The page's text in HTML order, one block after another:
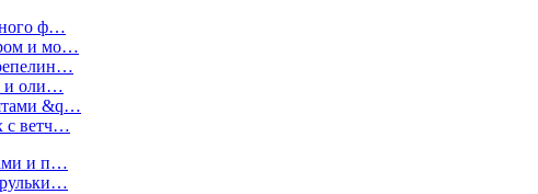
ф…
и мо…
и оли…
&q…
с ветч…
и п…